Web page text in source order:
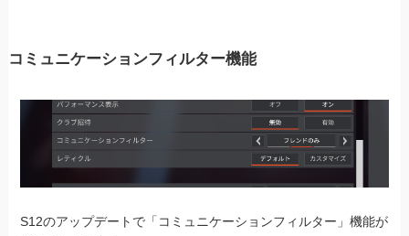
コミュニケーションフィルター機能
S12のアップデートで「コミュニケーションフィルター」機能が